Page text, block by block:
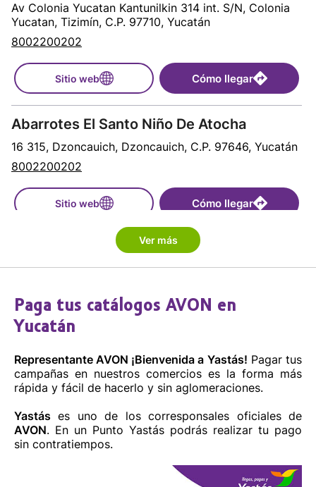
Av Colonia Yucatan Kantunilkin 314 int. S/N, Colonia
Yucatan, Tizimín, C.P. 97710, Yucatán
8002200202
Sitio web Cómo llegar
Abarrotes El Santo Niño De Atocha
16 315, Dzoncauich, Dzoncauich, C.P. 97646, Yucatán
8002200202
Sitio web Cómo llegar
Abarrotes El Shaddai
23 X 12 SN int. SN, Fernando Novelo, Valladolid, C.P.
8002200202
Abarrotes K
C 20 SN int. SN, Kimbila, Izamal, C.P. 97550, Yucatán
8002200202
Cómo llegar
Ver más
Paga tus catálogos AVON en
Yucatán
Representante AVON ¡Bienvenida a Yastás! Pagar tus
campañas en nuestros comercios es la forma más
rápida y fácil de hacerlo y sin aglomeraciones.
Yastás es uno de los corresponsales oficiales de
AVON. En un Punto Yastás podrás realizar tu pago
sin contratiempos.